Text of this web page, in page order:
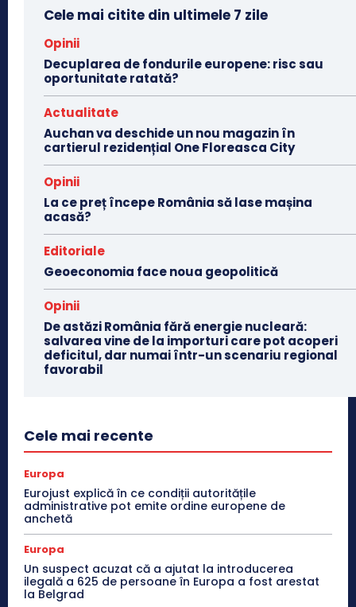
Cele mai citite din ultimele 7 zile
Opinii
Decuplarea de fondurile europene: risc sau
oportunitate ratată?
Actualitate
Auchan va deschide un nou magazin în
cartierul rezidențial One Floreasca City
Opinii
La ce preț începe România să lase mașina
acasă?
Editoriale
Geoeconomia face noua geopolitică
Opinii
De astăzi România fără energie nucleară:
salvarea vine de la importuri care pot acoperi
deficitul, dar numai într-un scenariu regional
favorabil
Cele mai recente
Europa
Eurojust explică în ce condiții autoritățile
administrative pot emite ordine europene de
anchetă
Europa
Un suspect acuzat că a ajutat la introducerea
ilegală a 625 de persoane în Europa a fost arestat
la Belgrad